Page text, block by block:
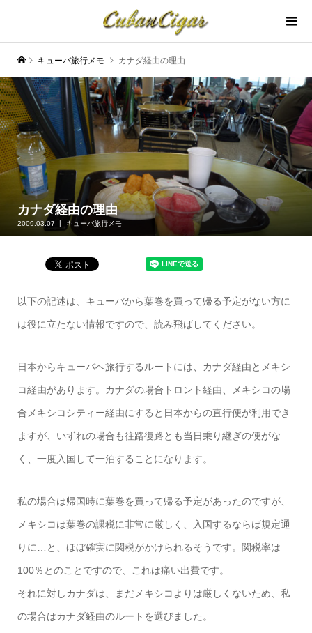
キューバ旅行メモ カナダ経由の理由
カナダ経由の理由
2009.03.07 キューバ旅行メモ
以下の記述は、キューバから葉巻を買って帰る予定がない方に
は役に立たない情報ですので、読み飛ばしてください。
日本からキューバへ旅行するルートには、カナダ経由とメキシ
コ経由があります。カナダの場合トロント経由、メキシコの場
合メキシコシティー経由にすると日本からの直行便が利用でき
ますが、いずれの場合も往路復路とも当日乗り継ぎの便がな
く、一度入国して一泊することになります。
私の場合は帰国時に葉巻を買って帰る予定があったのですが、
メキシコは葉巻の課税に非常に厳しく、入国するならば規定通
りに…と、ほぼ確実に関税がかけられるそうです。関税率は
100％とのことですので、これは痛い出費です。
それに対しカナダは、まだメキシコよりは厳しくないため、私
の場合はカナダ経由のルートを選びました。